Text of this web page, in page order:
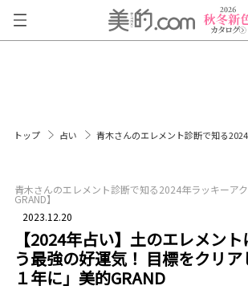
トップ 占い 青木さんのエレメント診断で知る
青木さんのエレメント診断で知る2024年ラッキーア
GRAND】
2023.12.20
【2024年占い】土のエレメン
う最強の好運気！ 目標をクリ
１年に」美的GRAND